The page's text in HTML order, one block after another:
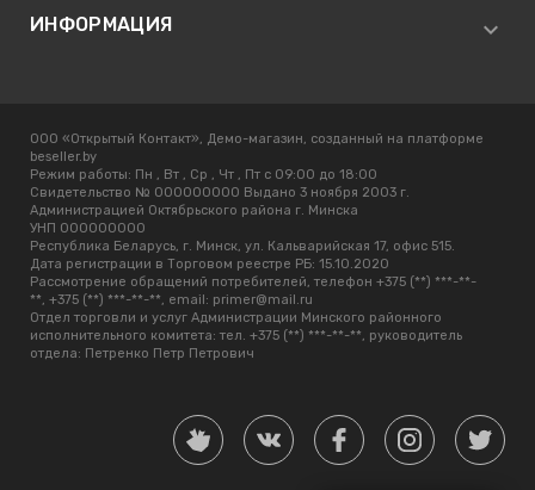
ИНФОРМАЦИЯ
ООО «Открытый Контакт», Демо-магазин, созданный на платформе
beseller.by
Режим работы: Пн , Вт , Ср , Чт , Пт c 09:00 до 18:00
Свидетельство № 000000000 Выдано 3 ноября 2003 г.
Администрацией Октябрьского района г. Минска
УНП 000000000
Республика Беларусь, г. Минск, ул. Кальварийская 17, офис 515.
Дата регистрации в Торговом реестре РБ: 15.10.2020
Рассмотрение обращений потребителей, телефон +375 (**) ***-**-
**, +375 (**) ***-**-**, email: primer@mail.ru
Отдел торговли и услуг Администрации Минского районного
исполнительного комитета: тел. +375 (**) ***-**-**, руководитель
отдела: Петренко Петр Петрович